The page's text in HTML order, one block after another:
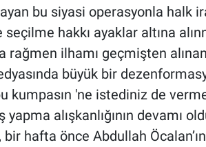
bu siyasi operasyonla halk
seçilme hakkı ayaklar altına
rağmen ilhamı geçmişten
büyük bir
kumpasın 'ne istediniz de
alışkanlığının devamı
hafta önce Abdullah